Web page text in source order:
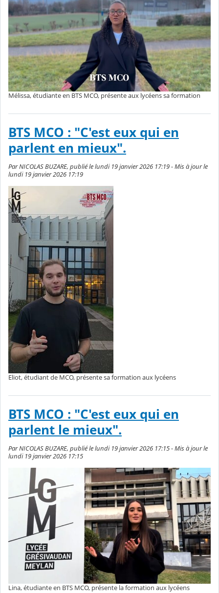
Mélissa, étudiante en BTS MCO, présente aux lycéens sa formation
BTS MCO : "C'est eux qui en
parlent en mieux".
Par NICOLAS BUZARE, publié le lundi 19 janvier 2026 17:19 - Mis à jour le
lundi 19 janvier 2026 17:19
Eliot, étudiant de MCO, présente sa formation aux lycéens
BTS MCO : "C'est eux qui en
parlent le mieux".
Par NICOLAS BUZARE, publié le lundi 19 janvier 2026 17:15 - Mis à jour le
lundi 19 janvier 2026 17:15
Lina, étudiante en BTS MCO, présente la formation aux lycéens